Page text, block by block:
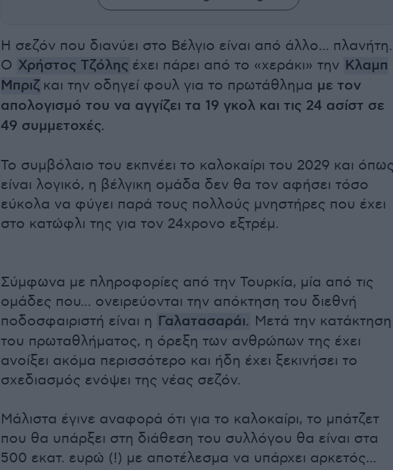
Η σεζόν που διανύει στο Βέλγιο είναι από άλλο... πλανήτη.
Ο Χρήστος Τζόλης έχει πάρει από το «χεράκι» την Κλαμπ
Μπριζ και την οδηγεί φουλ για το πρωτάθλημα με τον
απολογισμό του να αγγίζει τα 19 γκολ και τις 24 ασίστ σε
49 συμμετοχές.
Το συμβόλαιο του εκπνέει το καλοκαίρι του 2029 και
είναι λογικό, η βέλγικη ομάδα δεν θα τον αφήσει τόσο
εύκολα να φύγει παρά τους πολλούς μνηστήρες που έχει
στο κατώφλι της για τον 24χρονο εξτρέμ.
Σύμφωνα με πληροφορίες από την Τουρκία, μία από τις
ομάδες που... ονειρεύονται την απόκτηση του διεθνή
ποδοσφαιριστή είναι η Γαλατασαράι. Μετά την κατάκτηση
του πρωταθλήματος, η όρεξη των ανθρώπων της έχει
ανοίξει ακόμα περισσότερο και ήδη έχει ξεκινήσει το
σχεδιασμός ενόψει της νέας σεζόν.
Μάλιστα έγινε αναφορά ότι για το καλοκαίρι, το μπάτζετ
που θα υπάρξει στη διάθεση του συλλόγου θα είναι στα
500 εκατ. ευρώ (!) με αποτέλεσμα να υπάρχει αρκετός...